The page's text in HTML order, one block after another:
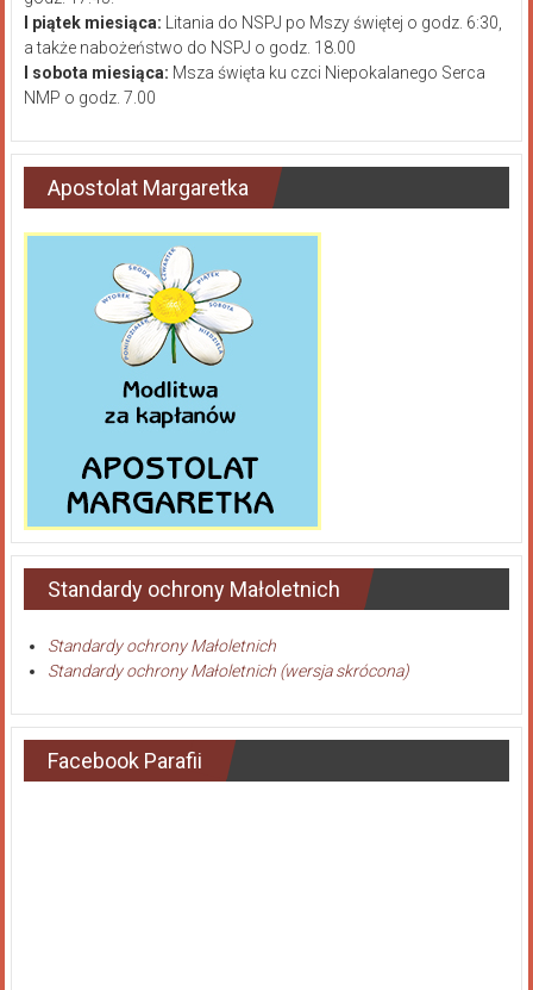
I piątek miesiąca: Litania do NSPJ po Mszy świętej o godz. 6:30,
a także nabożeństwo do NSPJ o godz. 18.00
I sobota miesiąca: Msza święta ku czci Niepokalanego Serca
NMP o godz. 7.00
Apostolat Margaretka
Standardy ochrony Małoletnich
Standardy ochrony Małoletnich
Standardy ochrony Małoletnich (wersja skrócona)
Facebook Parafii